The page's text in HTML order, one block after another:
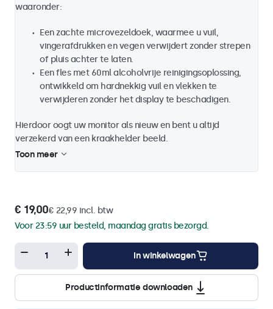
waaronder:
Een zachte microvezeldoek, waarmee u vuil,
vingerafdrukken en vegen verwijdert zonder strepen
of pluis achter te laten.
Een fles met 60ml alcoholvrije reinigingsoplossing,
ontwikkeld om hardnekkig vuil en vlekken te
verwijderen zonder het display te beschadigen.
Hierdoor oogt uw monitor als nieuw en bent u altijd
verzekerd van een kraakhelder beeld.
Toon meer
€ 19,00€ 22,99 incl. btw
Voor 23:59 uur besteld, maandag gratis bezorgd.
In winkelwagen
Productinformatie downloaden